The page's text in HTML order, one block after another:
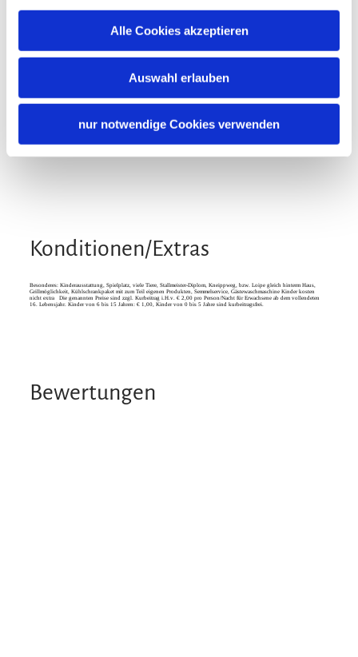
Alle Cookies akzeptieren
Auswahl erlauben
nur notwendige Cookies verwenden
Deutsch Englisch
Frühstück Brötchenservice
Besonders ruhige Lage
Konditionen/Extras
Besonderes: Kinderausstattung, Spielplatz, viele Tiere, Stallmeister-Diplom, Kneippweg, bzw. Loipe gleich hinterm Haus,
Grillmöglichkeit, Kühlschrankpaket mit zum Teil eigenen Produkten, Semmelservice, Gästewaschmaschine Kinder kosten
nicht extra Die genannten Preise sind zzgl. Kurbeitrag i.H.v. € 2,00 pro Person/Nacht für Erwachsene ab dem vollendeten
16. Lebensjahr. Kinder von 6 bis 15 Jahren: € 1,00, Kinder von 0 bis 5 Jahre sind kurbeitragsfrei.
Bewertungen